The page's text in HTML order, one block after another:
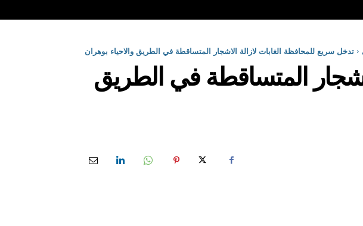
تدخل سريع للمحافظة الغابات لازالة الاشجار المتساقطة في الطريق والاحياء بوهران
المتساقطة في الطريق